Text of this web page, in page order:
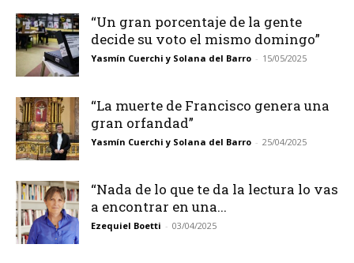
“Un gran porcentaje de la gente
decide su voto el mismo domingo”
Yasmín Cuerchi y Solana del Barro - 15/05/2025
“La muerte de Francisco genera una
gran orfandad”
Yasmín Cuerchi y Solana del Barro - 25/04/2025
“Nada de lo que te da la lectura lo vas
a encontrar en una...
Ezequiel Boetti - 03/04/2025